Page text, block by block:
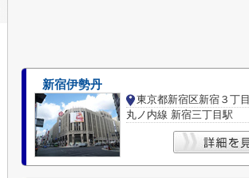
新宿伊勢丹
東京都新宿区新宿３丁目
丸ノ内線 新宿三丁目駅